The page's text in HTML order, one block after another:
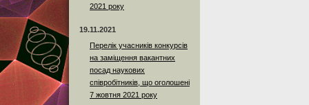
2021 року
19.11.2021
Перелік учасників конкурсів
на заміщення вакантних
посад наукових
співробітників, що оголошені
7 жовтня 2021 року